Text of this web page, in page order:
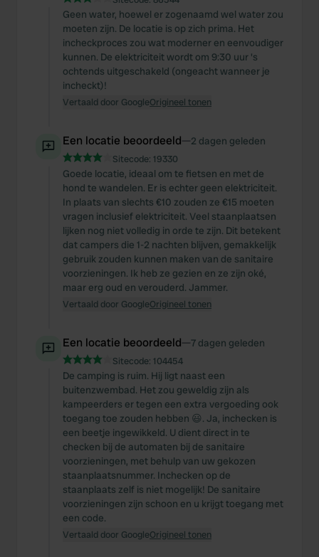
Geen water, hoewel er zogenaamd wel water zou
moeten zijn. De locatie is op zich prima. Het
incheckproces zou wat moderner en eenvoudiger
kunnen. De elektriciteit wordt om 9:30 uur 's
ochtends uitgeschakeld (ongeacht wanneer je
incheckt)!
Vertaald door GoogleOrigineel tonen
Een locatie beoordeeld—2 dagen geleden
Sitecode: 19330
Goede locatie, ideaal om te fietsen en met de
hond te wandelen. Er is echter geen elektriciteit.
In plaats van slechts €10 zouden ze €15 moeten
vragen inclusief elektriciteit. Veel staanplaatsen
lijken nog niet volledig in orde te zijn. Dit betekent
dat campers die 1-2 nachten blijven, gemakkelijk
gebruik zouden kunnen maken van de sanitaire
voorzieningen. Ik heb ze gezien en ze zijn oké,
maar erg oud en verouderd. Jammer.
Vertaald door GoogleOrigineel tonen
Een locatie beoordeeld—7 dagen geleden
Sitecode: 104454
De camping is ruim. Hij ligt naast een
buitenzwembad. Het zou geweldig zijn als
kampeerders er tegen een extra vergoeding ook
toegang toe zouden hebben 😃. Ja, inchecken is
een beetje ingewikkeld. U dient direct in te
checken bij de automaten bij de sanitaire
voorzieningen, met behulp van uw gekozen
staanplaatsnummer. Inchecken op de
staanplaats zelf is niet mogelijk! De sanitaire
voorzieningen zijn schoon en u krijgt toegang met
een code.
Vertaald door GoogleOrigineel tonen